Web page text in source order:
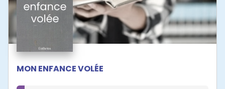
MON ENFANCE VOLÉE